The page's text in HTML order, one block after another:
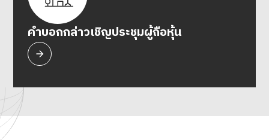
คำบอกกล่าวเชิญประชุมผู้ถือหุ้น